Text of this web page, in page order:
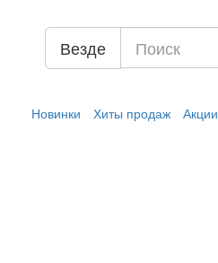
Везде
Новинки Хиты продаж Акции